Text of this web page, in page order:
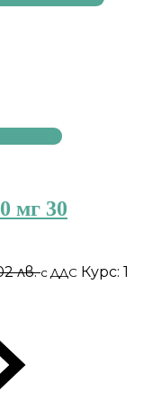
мг 30
лв.с ДДС Курс: 1